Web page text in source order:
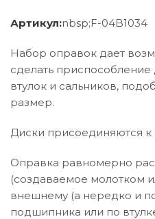
Артикул:nbsp;F-04B1034
Набор оправок дает
сделать
втулок и сальников,
размер.
Диски присоединяются к
Оправка равномерно
(создаваемое молотком
внешнему (а нередко и
подшипника или по